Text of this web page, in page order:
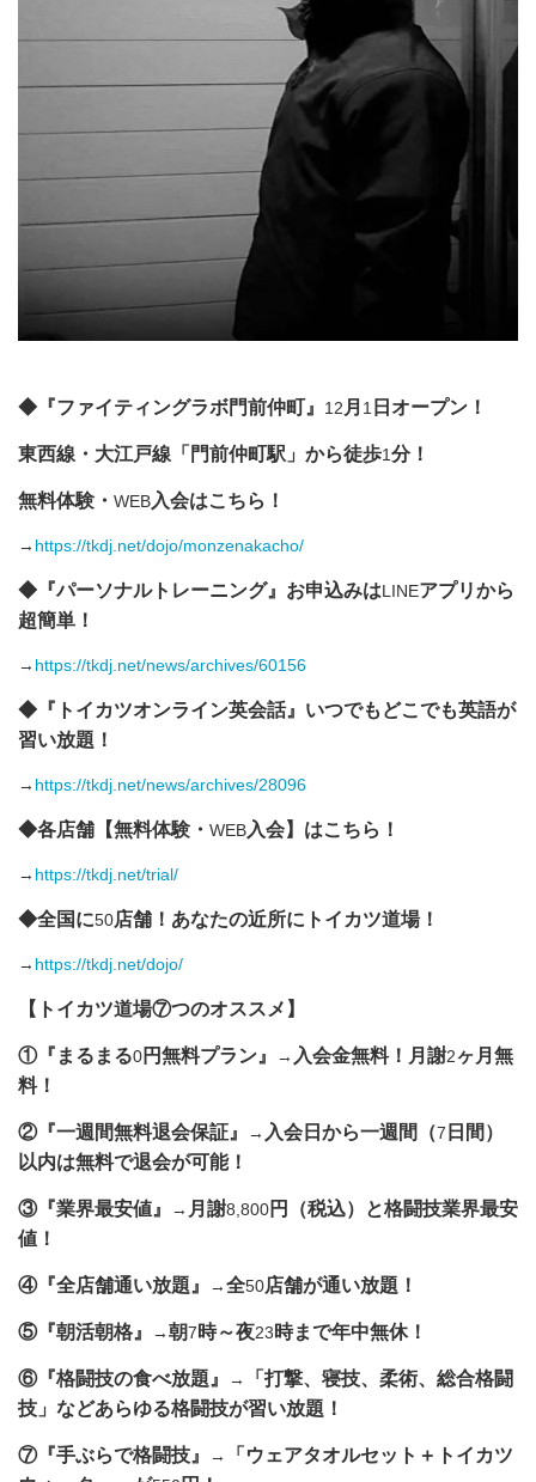
◆『ファイティングラボ門前仲町』 12 月 1 日オープン！
東西線・大江戸線「門前仲町駅」から徒歩1分！
無料体験・ WEB入会はこちら！
→ https://tkdj.net/dojo/monzenakacho/
◆『パーソナルトレーニング』お申込みはLINEアプリから
超簡単！
→ https://tkdj.net/news/archives/60156
◆『トイカツオンライン英会話』いつでもどこでも英語が
習い放題！
→ https://tkdj.net/news/archives/28096
◆各店舗【無料体験・ WEB入会】はこちら！
→ https://tkdj.net/trial/
◆全国に50店舗！あなたの近所にトイカツ道場！
→ https://tkdj.net/dojo/
【トイカツ道場⑦つのオススメ】
①『まるまる0円無料プラン』 → 入会金無料！月謝2ヶ月無
料！
②『一週間無料退会保証』 → 入会日から一週間（7 日間）
以内は無料で退会が可能！
③『業界最安値』 → 月謝8,800円（税込）と格闘技業界最安
値！
④『全店舗通い放題』 →全50店舗が通い放題！
⑤『朝活朝格』 →朝7時～夜23時まで年中無休！
⑥『格闘技の食べ放題』 →
「打撃、寝技、柔術、総合格闘
技」などあらゆる格闘技が習い放題！
⑦『手ぶらで格闘技』 →
「ウェアタオルセット＋トイカツ